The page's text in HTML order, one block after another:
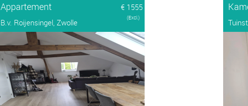
Appartement
€ 1555
B.v. Roijensingel, Zwolle
(Excl.)